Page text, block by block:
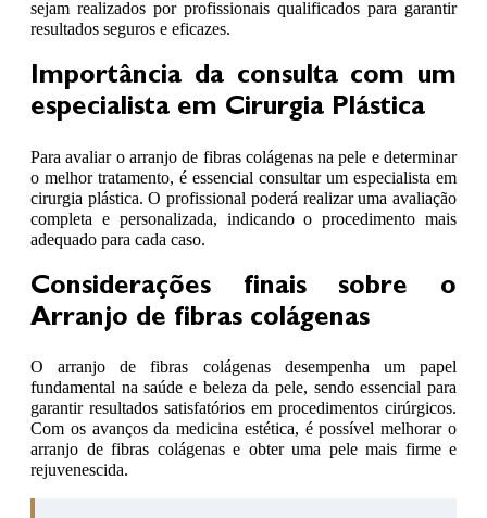
sejam realizados por profissionais qualificados para garantir
resultados seguros e eficazes.
Importância da consulta com um
especialista em Cirurgia Plástica
Para avaliar o arranjo de fibras colágenas na pele e determinar
o melhor tratamento, é essencial consultar um especialista em
cirurgia plástica. O profissional poderá realizar uma avaliação
completa e personalizada, indicando o procedimento mais
adequado para cada caso.
Considerações finais sobre o
Arranjo de fibras colágenas
O arranjo de fibras colágenas desempenha um papel
fundamental na saúde e beleza da pele, sendo essencial para
garantir resultados satisfatórios em procedimentos cirúrgicos.
Com os avanços da medicina estética, é possível melhorar o
arranjo de fibras colágenas e obter uma pele mais firme e
rejuvenescida.